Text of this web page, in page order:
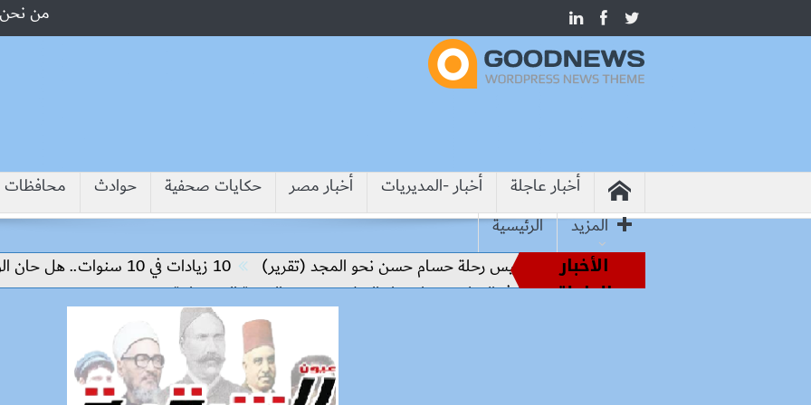
من نحن
أخبار عاجلة أخبار -المديريات أخبار مصر حكايات صحفية حوادث محافظات
المزيد
الرئيسية
الأخبار
العاجلة
الملاعب إلى قيادة الفراعنة.. كواليس رحلة حسام حسن نحو المجد (تقرير) 10 زيادات في 10 سنوات.. هل حان الوقت لرفع دعم البنزين نهائيا؟
وزير التعليم: التعاون الدولي في التعليم مفتاح بناء السلام وتحقيق التنمية المستدامة